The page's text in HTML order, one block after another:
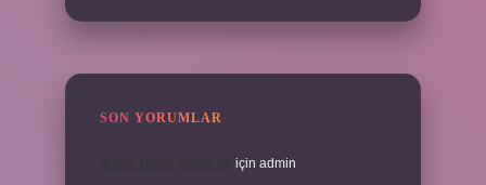
SON YORUMLAR
için admin